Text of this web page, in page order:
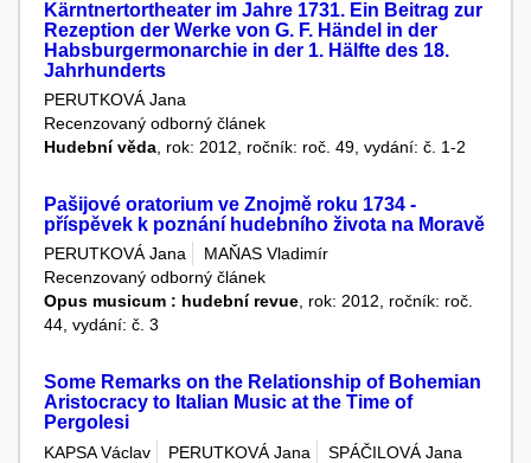
Kärntnertortheater im Jahre 1731. Ein Beitrag zur
Rezeption der Werke von G. F. Händel in der
Habsburgermonarchie in der 1. Hälfte des 18.
Jahrhunderts
PERUTKOVÁ Jana
Recenzovaný odborný článek
Hudební věda , rok: 2012, ročník: roč. 49, vydání: č. 1-2
Pašijové oratorium ve Znojmě roku 1734 -
příspěvek k poznání hudebního života na Moravě
PERUTKOVÁ Jana
MAŇAS Vladimír
Recenzovaný odborný článek
Opus musicum : hudební revue, rok: 2012, ročník: roč.
44, vydání: č. 3
Some Remarks on the Relationship of Bohemian
Aristocracy to Italian Music at the Time of
Pergolesi
KAPSA Václav PERUTKOVÁ Jana
SPÁČILOVÁ Jana